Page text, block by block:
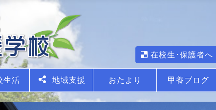
在校生･保護者へ
生活 地域支援 おたより 甲養ブログ